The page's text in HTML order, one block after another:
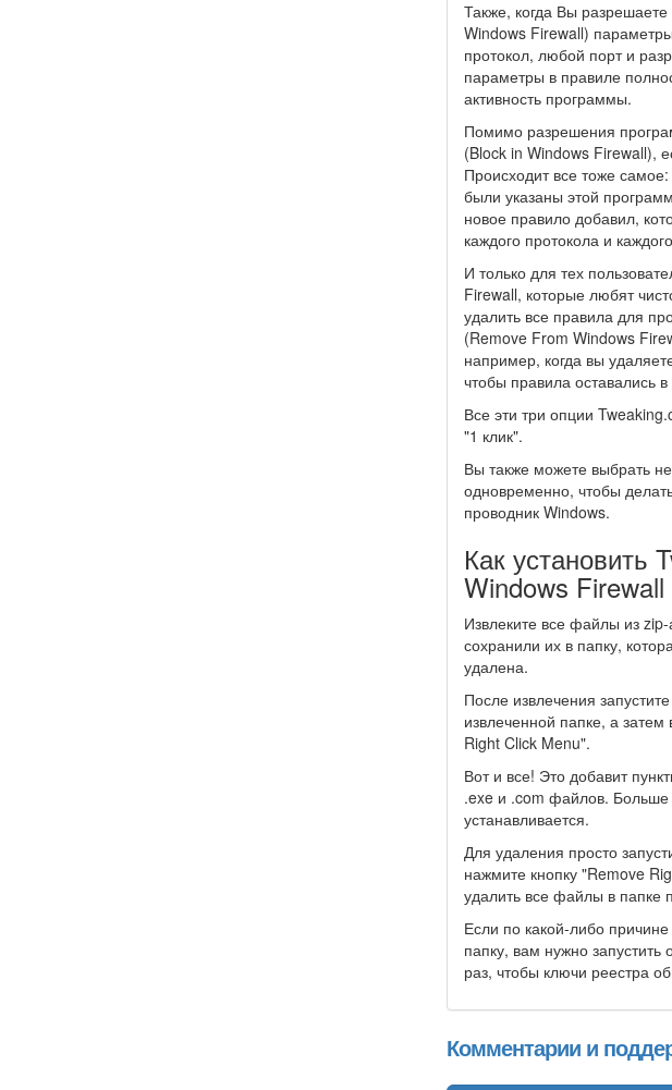
Также, когда Вы
Windows Firewall)
протокол, любой порт и
параметры в правиле
активность программы.
Помимо разрешения
(Block in Windows Firewall),
Происходит все тоже
были указаны этой
новое правило добавил,
каждого протокола и
И только для тех
Firewall, которые любят
удалить все правила для
(Remove From Windows
например, когда вы
чтобы правила оставались
Все эти три опции
"1 клик".
Вы также можете выбрать
одновременно, чтобы
проводник Windows.
Как установить
Windows Firewall
Извлеките все файлы из
сохранили их в папку,
удалена.
После извлечения
извлеченной папке, а
Right Click Menu".
Вот и все! Это добавит
.exe и .com файлов. Больше
устанавливается.
Для удаления просто
нажмите кнопку "Remove
удалить все файлы в папке
Если по какой-либо
папку, вам нужно
раз, чтобы ключи реестра
Комментарии и